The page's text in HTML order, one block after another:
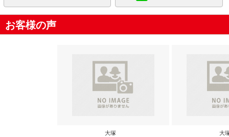
お客様の声
大塚 大